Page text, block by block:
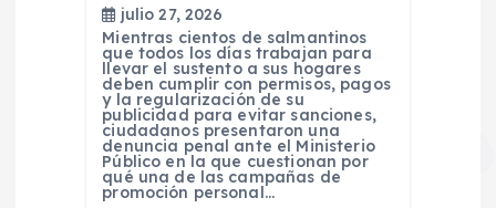
julio 27, 2026
Mientras cientos de salmantinos
que todos los días trabajan para
llevar el sustento a sus hogares
deben cumplir con permisos, pagos
y la regularización de su
publicidad para evitar sanciones,
ciudadanos presentaron una
denuncia penal ante el Ministerio
Público en la que cuestionan por
qué una de las campañas de
promoción personal…